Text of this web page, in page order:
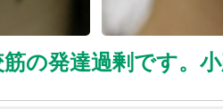
の発達過剰です。